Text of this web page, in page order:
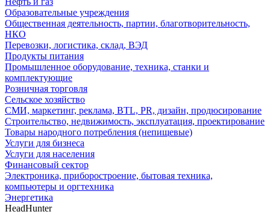
Образовательные учреждения
Общественная деятельность, партии, благотворительность,
НКО
Перевозки, логистика, склад, ВЭД
Продукты питания
Промышленное оборудование, техника, станки и
комплектующие
Розничная торговля
Сельское хозяйство
СМИ, маркетинг, реклама, BTL, PR, дизайн, продюсирование
Строительство, недвижимость, эксплуатация, проектирование
Товары народного потребления (непищевые)
Услуги для бизнеса
Услуги для населения
Финансовый сектор
Электроника, приборостроение, бытовая техника,
компьютеры и оргтехника
Энергетика
HeadHunter